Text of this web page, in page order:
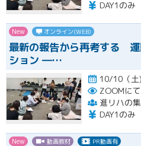
New オンライン(WEB)
最新の報告から再考する
ション ―…
進リハの
New 動画教材 PR動画有